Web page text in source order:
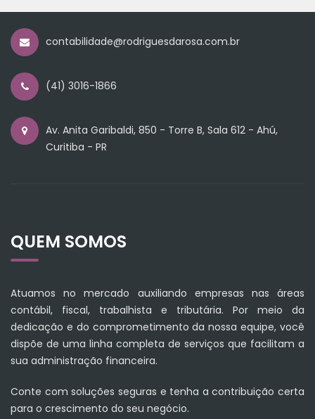
contabilidade@rodriguesdarosa.com.br
(41) 3016-1866
Av. Anita Garibaldi, 850 - Torre B, Sala 612 - Ahú,
Curitiba - PR
QUEM SOMOS
Atuamos no mercado auxiliando empresas nas áreas
contábil, fiscal, trabalhista e tributária. Por meio da
dedicação e do comprometimento da nossa equipe, você
dispõe de uma linha completa de serviços que facilitam a
sua administração financeira.
Conte com soluções seguras e tenha a contribuição certa
para o crescimento do seu negócio.